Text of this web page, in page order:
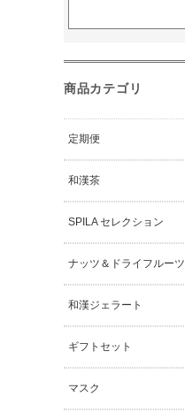
商品カテゴリ
定期便
和漢茶
SPILA セレクション
ナッツ＆ドライフルーツ
和漢ジェラート
ギフトセット
マスク